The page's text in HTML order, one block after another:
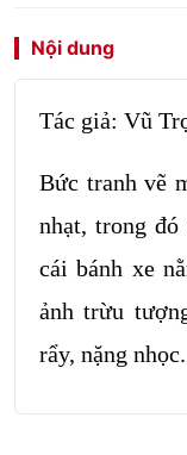
Nội dung
Tác giả: Vũ
Bức tranh vẽ
nhạt, trong
cái bánh xe
ảnh trừu
rẩy, nặng nhọc.